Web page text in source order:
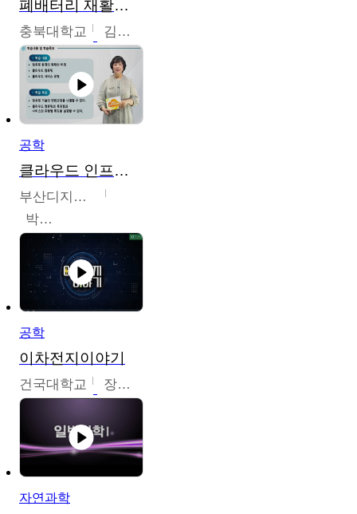
폐배터리 재활용 공학
충북대학교 김영재,최진섭,한성수,한요셉,윤문수,박유세,강동우,박민준,이동주,조채용
공학
클라우드 인프라 구축 및 활용
부산디지털대학교
박수현
공학
이차전지이야기
건국대학교 장호현
자연과학